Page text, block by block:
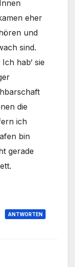
eher
und
sind.
hab‘ sie
die
ich
bin
gerade
ANTWORTEN